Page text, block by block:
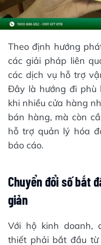
Theo định hướng
các giải pháp liên
các dịch vụ hỗ trợ
Đây là hướng đi phù
khi nhiều cửa hàng
bán hàng, mà còn
hỗ trợ quản lý hóa
báo cáo.
Chuyển đổi số bắt
giản
Với hộ kinh doanh,
thiết phải bắt đầu